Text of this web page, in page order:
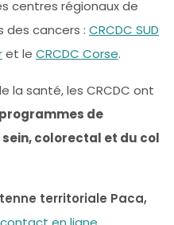
centres régionaux de
cancers : CRCDC SUD
et le CRCDC Corse.
la santé, les CRCDC ont
programmes de
colorectal et du col
territoriale Paca,